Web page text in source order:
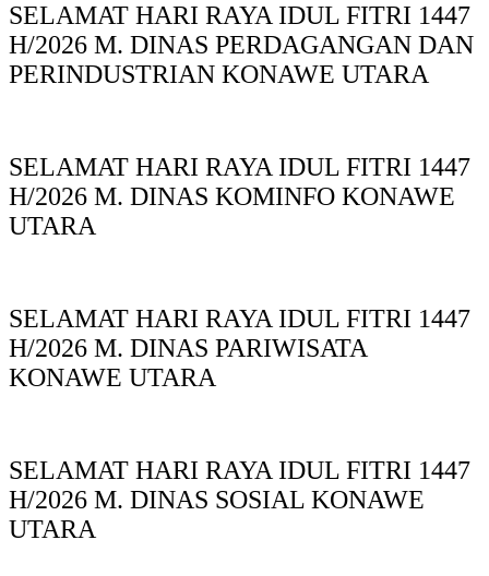
SELAMAT HARI RAYA IDUL FITRI 1447
H/2026 M. DINAS PERDAGANGAN DAN
PERINDUSTRIAN KONAWE UTARA
SELAMAT HARI RAYA IDUL FITRI 1447
H/2026 M. DINAS KOMINFO KONAWE
UTARA
SELAMAT HARI RAYA IDUL FITRI 1447
H/2026 M. DINAS PARIWISATA
KONAWE UTARA
SELAMAT HARI RAYA IDUL FITRI 1447
H/2026 M. DINAS SOSIAL KONAWE
UTARA